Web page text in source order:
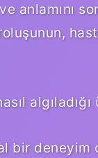
anlamını
bir deneyim